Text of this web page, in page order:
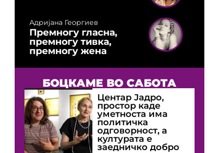
Адријана Георгиев
Премногу гласна,
премногу тивка,
премногу жена
БОЦКАМЕ ВО САБОТА
Центар Јадро,
простор каде
уметноста има
политичка
одговорност, а
културата е
заедничко добро